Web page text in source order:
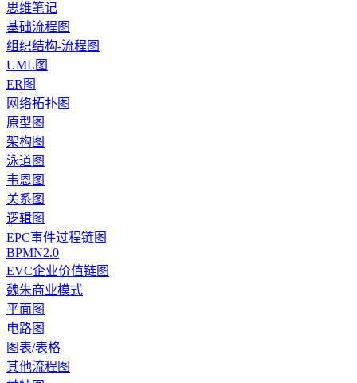
思维笔记
基础流程图
组织结构-流程图
UML图
ER图
网络拓扑图
原型图
架构图
泳道图
韦恩图
关系图
逻辑图
EPC事件过程链图
BPMN2.0
EVC企业价值链图
魏朱商业模式
平面图
电路图
图表/表格
其他流程图